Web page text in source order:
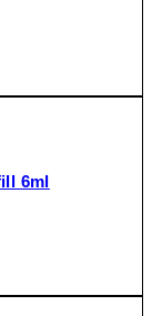
6ml